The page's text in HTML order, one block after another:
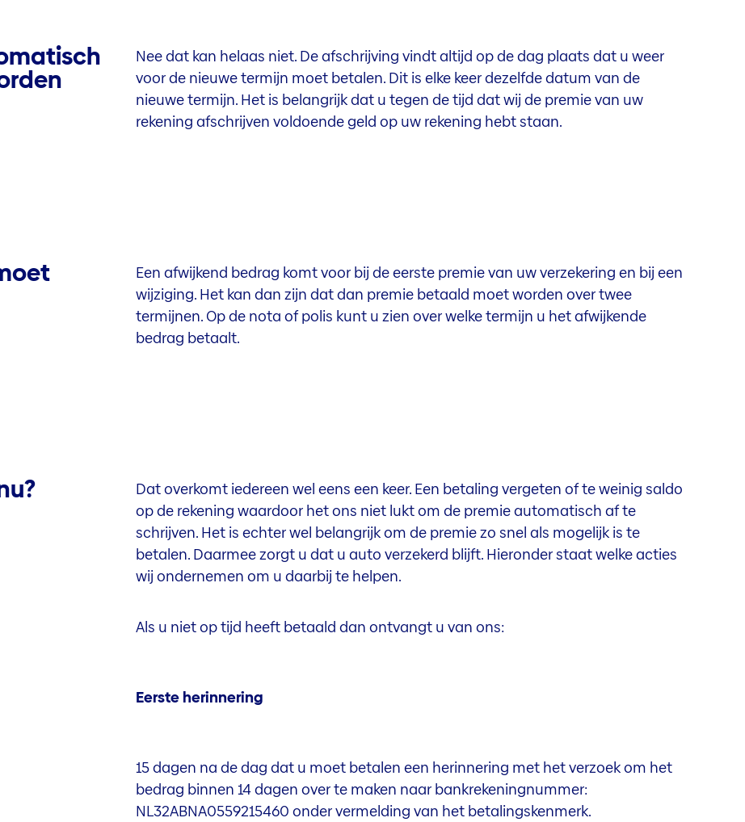
Nee dat kan helaas niet. De afschrijving vindt altijd op de dag plaats dat u weer
voor de nieuwe termijn moet betalen. Dit is elke keer dezelfde datum van de
nieuwe termijn. Het is belangrijk dat u tegen de tijd dat wij de premie van uw
rekening afschrijven voldoende geld op uw rekening hebt staan.
Een afwijkend bedrag komt voor bij de eerste premie van uw verzekering en bij een
wijziging. Het kan dan zijn dat dan premie betaald moet worden over twee
termijnen. Op de nota of polis kunt u zien over welke termijn u het afwijkende
bedrag betaalt.
Dat overkomt iedereen wel eens een keer. Een betaling vergeten of te weinig saldo
op de rekening waardoor het ons niet lukt om de premie automatisch af te
schrijven. Het is echter wel belangrijk om de premie zo snel als mogelijk is te
betalen. Daarmee zorgt u dat u auto verzekerd blijft. Hieronder staat welke acties
wij ondernemen om u daarbij te helpen.
Als u niet op tijd heeft betaald dan ontvangt u van ons:
Eerste herinnering
15 dagen na de dag dat u moet betalen een herinnering met het verzoek om het
bedrag binnen 14 dagen over te maken naar bankrekeningnummer:
NL32ABNA0559215460 onder vermelding van het betalingskenmerk.